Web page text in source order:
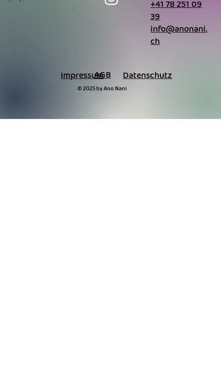
+41 78 251 09
39
info@anonani.
ch
Impressum
AGB Datenschutz
© 2025 by Ano Nani